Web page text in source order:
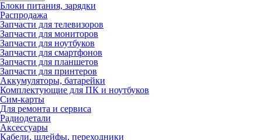
Блоки питания, зарядки
Распродажа
Запчасти для телевизоров
Запчасти для мониторов
Запчасти для ноутбуков
Запчасти для смартфонов
Запчасти для планшетов
Запчасти для принтеров
Аккумуляторы, батарейки
Комплектующие для ПК и ноутбуков
Сим-карты
Для ремонта и сервиса
Радиодетали
Аксессуары
Кабели, шлейфы, переходники